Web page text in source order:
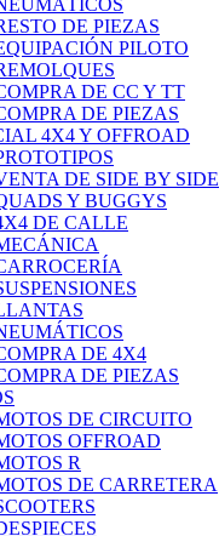
DE PIEZAS
PILOTO
DE CC Y TT
DE PIEZAS
4X4 Y OFFROAD
DE SIDE BY SIDE
Y BUGGYS
DE CALLE
DE 4X4
DE PIEZAS
DE CIRCUITO
OFFROAD
R
DE CARRETERA